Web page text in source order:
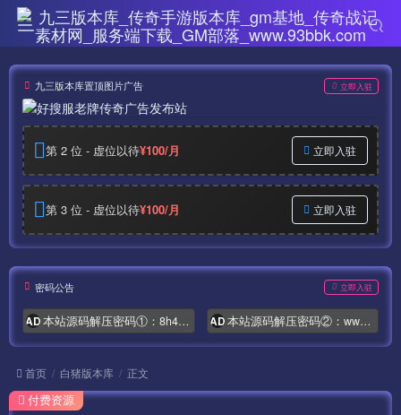
九三版本库置顶图片广告 立即入驻
第 2 位 - 虚位以待¥100/月 立即入驻
第 3 位 - 虚位以待¥100/月 立即入驻
密码公告 立即入驻
AD 本站源码解压密码①：8h4.com AD 本站源码解压密码②：www.syymw.com
首页 白猪版本库 正文
付费资源